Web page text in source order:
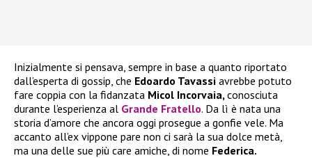
Inizialmente si pensava, sempre in base a quanto riportato
dall’esperta di gossip, che Edoardo Tavassi avrebbe potuto
fare coppia con la fidanzata Micol Incorvaia, conosciuta
durante l’esperienza al Grande Fratello. Da lì è nata una
storia d’amore che ancora oggi prosegue a gonfie vele. Ma
accanto all’ex vippone pare non ci sarà la sua dolce metà,
ma una delle sue più care amiche, di nome Federica.